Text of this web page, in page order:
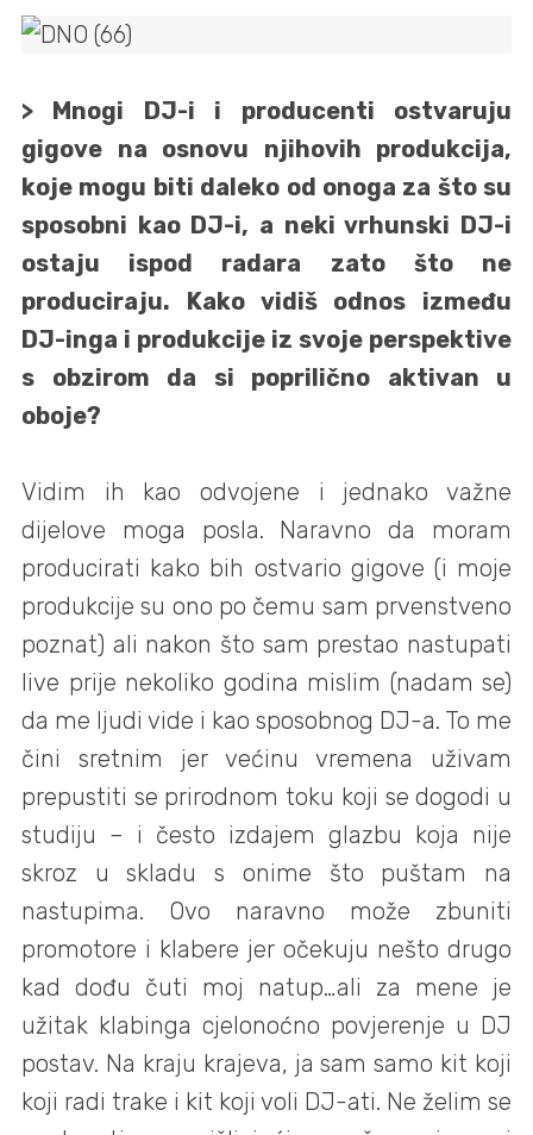
> Mnogi DJ-i i producenti ostvaruju
gigove na osnovu njihovih produkcija,
koje mogu biti daleko od onoga za što su
sposobni kao DJ-i, a neki vrhunski DJ-i
ostaju ispod radara zato što ne
produciraju. Kako vidiš odnos između
DJ-inga i produkcije iz svoje perspektive
s obzirom da si poprilično aktivan u
oboje?
Vidim ih kao odvojene i jednako važne
dijelove moga posla. Naravno da moram
producirati kako bih ostvario gigove (i moje
produkcije su ono po čemu sam prvenstveno
poznat) ali nakon što sam prestao nastupati
live prije nekoliko godina mislim (nadam se)
da me ljudi vide i kao sposobnog DJ-a. To me
čini sretnim jer većinu vremena uživam
prepustiti se prirodnom toku koji se dogodi u
studiju – i često izdajem glazbu koja nije
skroz u skladu s onime što puštam na
nastupima. Ovo naravno može zbuniti
promotore i klabere jer očekuju nešto drugo
kad dođu čuti moj natup…ali za mene je
užitak klabinga cjelonoćno povjerenje u DJ
postav. Na kraju krajeva, ja sam samo kit koji
koji radi trake i kit koji voli DJ-ati. Ne želim se